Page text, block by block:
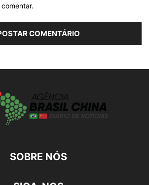
SOBRE NÓS